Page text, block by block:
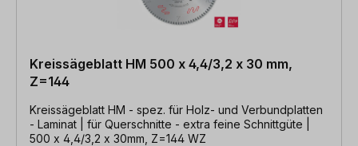
Kreissägeblatt HM 500 x 4,4/3,2 x 30 mm,
Z=144
Kreissägeblatt HM - spez. für Holz- und Verbundplatten
- Laminat | für Querschnitte - extra feine Schnittgüte |
500 x 4,4/3,2 x 30mm, Z=144 WZ